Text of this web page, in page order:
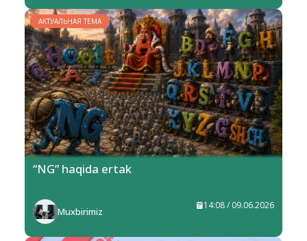
АКТУАЛЬНАЯ ТЕМА
“NG” haqida ertak
Muxbirimiz
14:08 / 09.06.2026